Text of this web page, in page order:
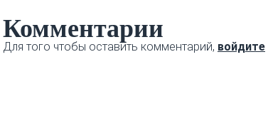
Комментарии
Для того чтобы оставить комментарий, войдите